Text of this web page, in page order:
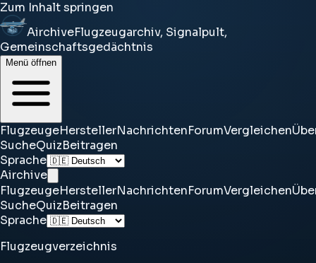
Zum Inhalt springen
AirchiveFlugzeugarchiv, Signalpult,
Gemeinschaftsgedächtnis
Menü öffnen
FlugzeugeHerstellerNachrichtenForumVergleichen
SucheQuizBeitragen
Sprache
Airchive
FlugzeugeHerstellerNachrichtenForumVergleichen
SucheQuizBeitragen
Sprache
Flugzeugverzeichnis